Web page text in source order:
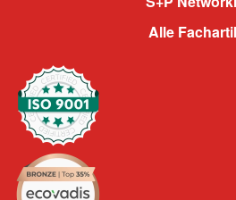
Alle